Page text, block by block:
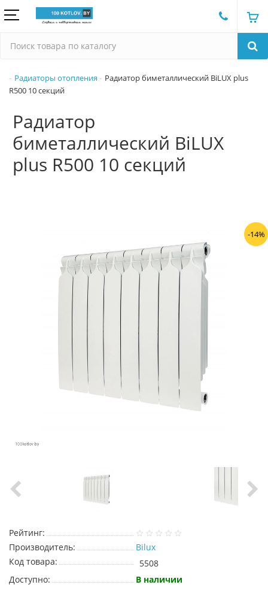
Радиаторы отопления
Радиатор биметаллический BiLUX plus
R500 10 секций
Радиатор
биметаллический BiLUX
plus R500 10 секций
-14%
Рейтинг:
Производитель:
Bilux
Код товара:
5508
Доступно:
В наличии